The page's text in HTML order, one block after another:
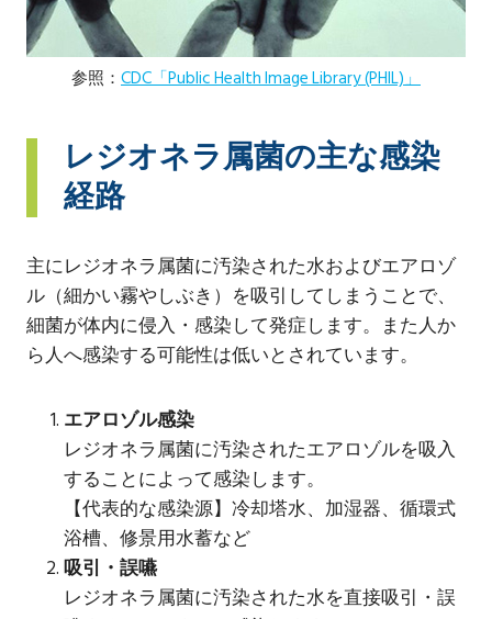
参照： CDC「Public Health Image Library (PHIL)」
レジオネラ属菌の主な感染
経路
主にレジオネラ属菌に汚染された水およびエアロゾ
ル（細かい霧やしぶき）を吸引してしまうことで、
細菌が体内に侵入・感染して発症します。また人か
ら人へ感染する可能性は低いとされています。
エアロゾル感染
レジオネラ属菌に汚染されたエアロゾルを吸入
することによって感染します。
【代表的な感染源】冷却塔水、加湿器、循環式
浴槽、修景用水蓄など
吸引・誤嚥
レジオネラ属菌に汚染された水を直接吸引・誤